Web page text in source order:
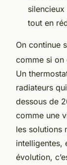
tout en
On continue
comme si on
Un
radiateurs
dessous de
comme une
les solutions
intelligentes,
évolution,